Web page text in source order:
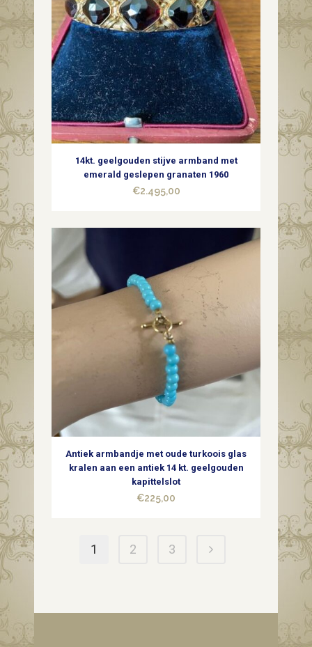
14kt. geelgouden stijve armband met
emerald geslepen granaten 1960
€2.495,00
Antiek armbandje met oude turkoois glas
kralen aan een antiek 14 kt. geelgouden
kapittelslot
€225,00
1 2 3